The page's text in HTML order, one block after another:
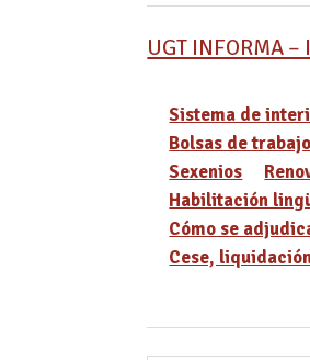
UGT INFORMA –
Sistema de
Bolsas de
Sexenios
Habilitación
Cómo se
Cese,